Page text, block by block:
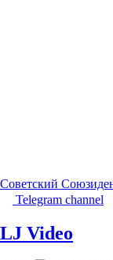
Советский Союз
Telegram channel
LJ Video